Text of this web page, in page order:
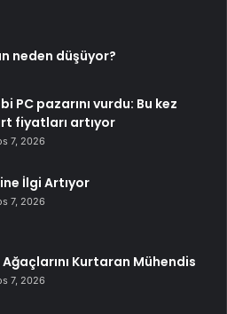
neden düşüyor?
PC pazarını vurdu: Bu kez
fiyatları artıyor
7, 2026
İlgi Artıyor
7, 2026
Kurtaran Mühendis
7, 2026